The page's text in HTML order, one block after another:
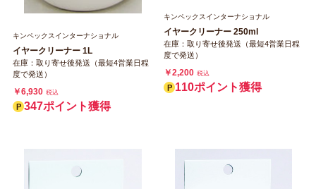
キンペックスインターナショナル
イヤークリーナー 1L
在庫：取り寄せ後発送（最短4営業日程
度で発送）
￥6,930 税込
347ポイント獲得
キンペックスインターナショナル
イヤークリーナー 250ml
在庫：取り寄せ後発送（最短4営業日程
度で発送）
￥2,200 税込
110ポイント獲得